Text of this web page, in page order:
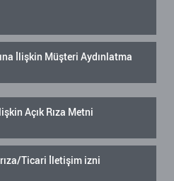
İlişkin Müşteri Aydınlatma
Açık Rıza Metni
Ticari İletişim izni